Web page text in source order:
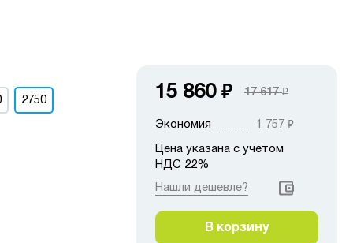
2750 15 860 ₽ 17 617₽
Экономия 1 757 ₽
Цена указана с учётом
НДС 22%
Нашли дешевле?
В корзину